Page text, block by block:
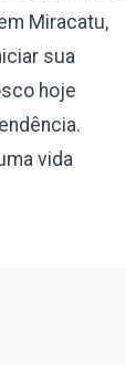
Miracatu,
sua
hoje
vida